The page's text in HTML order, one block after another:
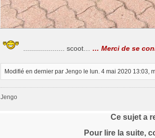
..................... scoot… … Merci de se
Modifié en dernier par Jengo le lun. 4 mai 2020 13:03,
Jengo
Ce sujet a
Pour lire la suite,